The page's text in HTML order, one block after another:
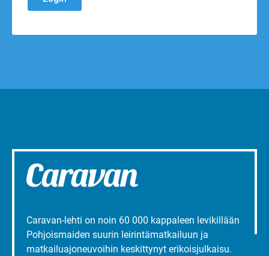
Caravan-lehti on noin 60 000 kappaleen levikillään
Pohjoismaiden suurin leirintämatkailuun ja
matkailuajoneuvoihin keskittynyt erikoisjulkaisu.